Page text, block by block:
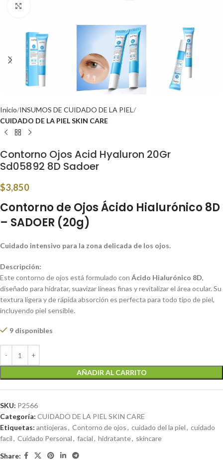
Inicio INSUMOS DE CUIDADO DE LA PIEL
CUIDADO DE LA PIEL SKIN CARE
Contorno Ojos Acid Hyaluron 20Gr
Sd05892 8D Sadoer
$3,850
Contorno de Ojos Ácido Hialurónico 8D
– SADOER (20g)
Cuidado intensivo para la zona delicada de los ojos.
Descripción:
Este contorno de ojos está formulado con Ácido Hialurónico 8D,
diseñado para hidratar, suavizar líneas finas y revitalizar el área ocular. Su
textura ligera y de rápida absorción es perfecta para todo tipo de piel,
incluyendo piel sensible.
9 disponibles
AÑADIR AL CARRITO
SKU: P2566
Categoría: CUIDADO DE LA PIEL SKIN CARE
Etiquetas: antiojeras, Contorno de ojos, cuidado del la piel, cuidado
facil, Cuidado Personal, facial, hidratante, skincare
Share: